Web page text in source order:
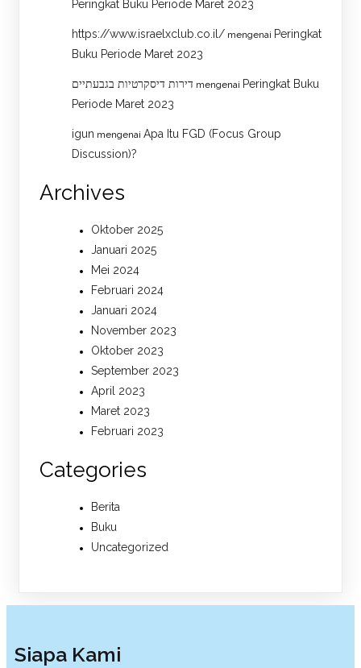
Peringkat Buku Periode Maret 2023
https://www.israelxclub.co.il/ mengenai Peringkat
Buku Periode Maret 2023
דירות דיסקרטיות בגבעתיים mengenai Peringkat Buku
Periode Maret 2023
igun mengenai Apa Itu FGD (Focus Group
Discussion)?
Archives
Oktober 2025
Januari 2025
Mei 2024
Februari 2024
Januari 2024
November 2023
Oktober 2023
September 2023
April 2023
Maret 2023
Februari 2023
Categories
Berita
Buku
Uncategorized
Siapa Kami